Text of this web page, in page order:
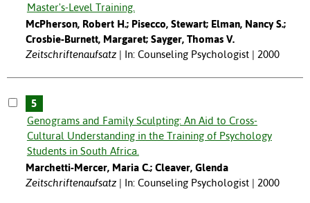
Master's-Level Training.
McPherson, Robert H.; Pisecco, Stewart; Elman, Nancy S.;
Crosbie-Burnett, Margaret; Sayger, Thomas V.
Zeitschriftenaufsatz
In: Counseling Psychologist | 2000
5
Genograms and Family Sculpting: An Aid to Cross-
Cultural Understanding in the Training of Psychology
Students in South Africa.
Marchetti-Mercer, Maria C.; Cleaver, Glenda
Zeitschriftenaufsatz
In: Counseling Psychologist | 2000